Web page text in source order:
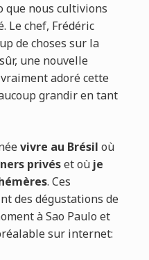
que nous cultivions
Le chef, Frédéric
de choses sur la
une nouvelle
adoré cette
grandir en tant
vivre au Brésil où
privéset où je
. Ces
des dégustations de
à Sao Paulo et
sur internet: